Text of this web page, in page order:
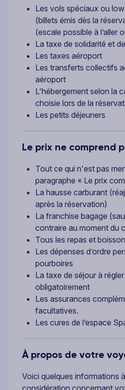
Les vols spéciaux ou
(billets émis dès la
(escale possible à l’aller
La taxe de solidarité et
Les taxes aéroport
Les transferts collectifs
aéroport
L'hébergement selon la
choisie lors de la
Les petits déjeuners
Le prix ne comprend
Tout ce qui n'est pas
paragraphe « Le prix
La hausse carburant
après la réservation)
La franchise bagage
contraire au moment du
Tous les repas et
Les dépenses d’ordre
pourboires
La taxe de séjour à
obligatoirement
Les assurances
facultatives.
Les cures de l’espace
À propos de votre
Voici quelques informations
considération concernant